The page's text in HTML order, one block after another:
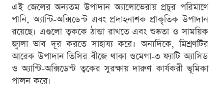
এই জেলের অন্যতম উপাদান অ্যালোভেরায় প্রচুর পরিমাণে
পানি, অ্যান্টি-অক্সিডেন্ট এবং প্রদাহনাশক প্রাকৃতিক উপাদান
রয়েছে। এগুলো ত্বককে ঠান্ডা রাখতে এবং শুষ্কতা ও সাময়িক
জ্বালা ভাব দূর করতে সাহায্য করে। অন্যদিকে, মিশ্রণটির
আরেক উপাদান তিসির বীজে থাকা ওমেগা-৩ ফ্যাটি অ্যাসিড
ও অ্যান্টি-অক্সিডেন্ট ত্বকের সুরক্ষায় দারুণ কার্যকরী ভূমিকা
পালন করে।